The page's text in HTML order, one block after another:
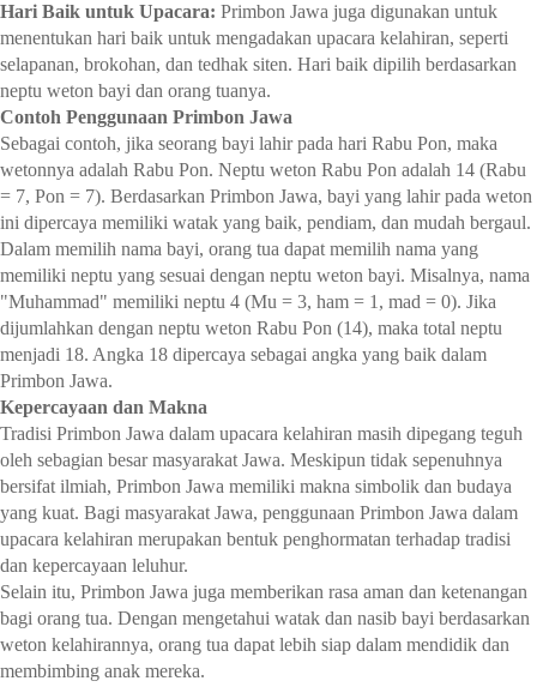
Hari Baik untuk Upacara: Primbon Jawa juga digunakan untuk
menentukan hari baik untuk mengadakan upacara kelahiran, seperti
selapanan, brokohan, dan tedhak siten. Hari baik dipilih berdasarkan
neptu weton bayi dan orang tuanya.
Contoh Penggunaan Primbon Jawa
Sebagai contoh, jika seorang bayi lahir pada hari Rabu Pon, maka
wetonnya adalah Rabu Pon. Neptu weton Rabu Pon adalah 14 (Rabu
= 7, Pon = 7). Berdasarkan Primbon Jawa, bayi yang lahir pada weton
ini dipercaya memiliki watak yang baik, pendiam, dan mudah bergaul.
Dalam memilih nama bayi, orang tua dapat memilih nama yang
memiliki neptu yang sesuai dengan neptu weton bayi. Misalnya, nama
"Muhammad" memiliki neptu 4 (Mu = 3, ham = 1, mad = 0). Jika
dijumlahkan dengan neptu weton Rabu Pon (14), maka total neptu
menjadi 18. Angka 18 dipercaya sebagai angka yang baik dalam
Primbon Jawa.
Kepercayaan dan Makna
Tradisi Primbon Jawa dalam upacara kelahiran masih dipegang teguh
oleh sebagian besar masyarakat Jawa. Meskipun tidak sepenuhnya
bersifat ilmiah, Primbon Jawa memiliki makna simbolik dan budaya
yang kuat. Bagi masyarakat Jawa, penggunaan Primbon Jawa dalam
upacara kelahiran merupakan bentuk penghormatan terhadap tradisi
dan kepercayaan leluhur.
Selain itu, Primbon Jawa juga memberikan rasa aman dan ketenangan
bagi orang tua. Dengan mengetahui watak dan nasib bayi berdasarkan
weton kelahirannya, orang tua dapat lebih siap dalam mendidik dan
membimbing anak mereka.